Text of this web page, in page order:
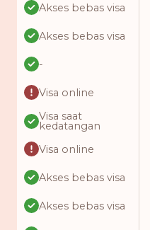
Akses bebas visa
Akses bebas visa
-
Visa online
Visa saat
kedatangan
Visa online
Akses bebas visa
Akses bebas visa